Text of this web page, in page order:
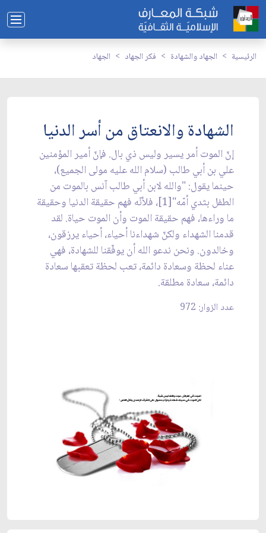
الرئيسية الجهاد والشهادة فكر الجهاد الجهاد
الشهادة والانعتاق من أسر الدنيا
إنّ الموت أمر يسير وليس ذي بال. فإنّ أمير المؤمنين
علي بن أبي طالب (سلام الله عليه مولى الجميع)،
حينما يقول: "والله لابن أبي طالب آنس بالموت من
الطفل بثدي أمّه"[1]، فلأنّه فهم حقيقة الدنيا وحقيقة
ما وراءها، فهم حقيقة الموت وأن الموت حياة. لقد
قدمنا الشهداء ولكنّ شهداءنا أحياء، أحياء يرزقون،
وخالدون. ونحن ندعو الله أن يوفّقنا للشهادة، فهي
عناء لحظة وسعادة دائمة، تعب لحظة تعقبها سعادة
دائمة، سعادة مطلقة.
عدد الزوار: 972